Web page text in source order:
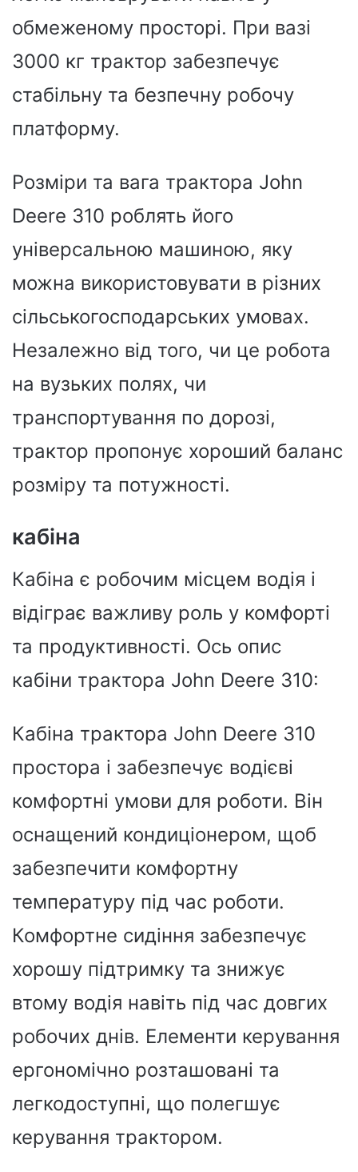
обмеженому просторі. При вазі
3000 кг трактор забезпечує
стабільну та безпечну робочу
платформу.
Розміри та вага трактора John
Deere 310 роблять його
універсальною машиною, яку
можна використовувати в різних
сільськогосподарських умовах.
Незалежно від того, чи це робота
на вузьких полях, чи
транспортування по дорозі,
трактор пропонує хороший баланс
розміру та потужності.
кабіна
Кабіна є робочим місцем водія і
відіграє важливу роль у комфорті
та продуктивності. Ось опис
кабіни трактора John Deere 310:
Кабіна трактора John Deere 310
простора і забезпечує водієві
комфортні умови для роботи. Він
оснащений кондиціонером, щоб
забезпечити комфортну
температуру під час роботи.
Комфортне сидіння забезпечує
хорошу підтримку та знижує
втому водія навіть під час довгих
робочих днів. Елементи керування
ергономічно розташовані та
легкодоступні, що полегшує
керування трактором.